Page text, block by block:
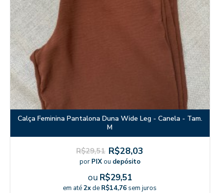
Calça Feminina Pantalona Duna Wide Leg - Canela - Tam.
M
R$29,51 R$28,03
por PIXou depósito
ou R$29,51
em até2xde R$14,76 sem juros